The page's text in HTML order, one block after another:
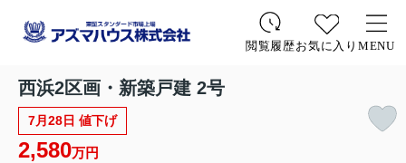
閲覧履歴お気に入り MENU
西浜2区画・新築戸建 2号
7月28日 値下げ
2,580万円